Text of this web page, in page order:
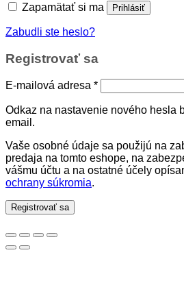
Zapamätať si ma Prihlásiť
Zabudli ste heslo?
Registrovať sa
E-mailová adresa *Povinné
Odkaz na nastavenie nového hesla
email.
Vaše osobné údaje sa použijú na
predaja na tomto eshope, na
vášmu účtu a na ostatné účely
ochrany súkromia.
Registrovať sa